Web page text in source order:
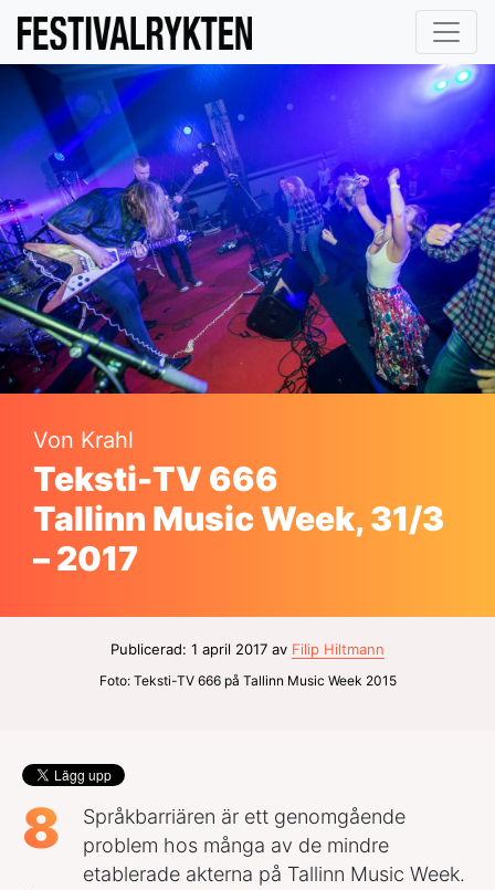
Von Krahl
Teksti-TV 666
Tallinn Music Week, 31/3
– 2017
Publicerad: 1 april 2017 av Filip Hiltmann
Foto: Teksti-TV 666 på Tallinn Music Week 2015
8
Språkbarriären är ett genomgående
problem hos många av de mindre
etablerade akterna på Tallinn Music Week.